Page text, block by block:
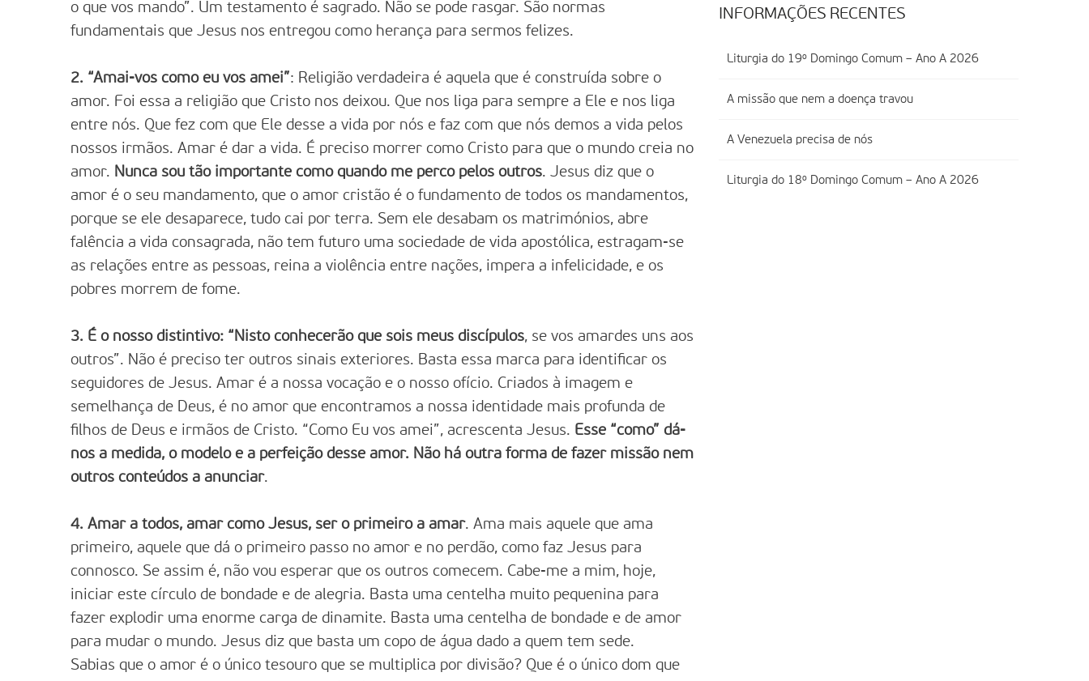
o que vos mando”. Um testamento é sagrado. Não se pode rasgar. São normas
fundamentais que Jesus nos entregou como herança para sermos felizes.
2. “Amai-vos como eu vos amei”: Religião verdadeira é aquela que é construída sobre o
amor. Foi essa a religião que Cristo nos deixou. Que nos liga para sempre a Ele e nos liga
entre nós. Que fez com que Ele desse a vida por nós e faz com que nós demos a vida pelos
nossos irmãos. Amar é dar a vida. É preciso morrer como Cristo para que o mundo creia no
amor. Nunca sou tão importante como quando me perco pelos outros. Jesus diz que o
amor é o seu mandamento, que o amor cristão é o fundamento de todos os mandamentos,
porque se ele desaparece, tudo cai por terra. Sem ele desabam os matrimónios, abre
falência a vida consagrada, não tem futuro uma sociedade de vida apostólica, estragam-se
as relações entre as pessoas, reina a violência entre nações, impera a infelicidade, e os
pobres morrem de fome.
3. É o nosso distintivo: “Nisto conhecerão que sois meus discípulos, se vos amardes uns aos
outros”. Não é preciso ter outros sinais exteriores. Basta essa marca para identificar os
seguidores de Jesus. Amar é a nossa vocação e o nosso ofício. Criados à imagem e
semelhança de Deus, é no amor que encontramos a nossa identidade mais profunda de
filhos de Deus e irmãos de Cristo. “Como Eu vos amei”, acrescenta Jesus. Esse “como” dá-
nos a medida, o modelo e a perfeição desse amor. Não há outra forma de fazer missão nem
outros conteúdos a anunciar.
4. Amar a todos, amar como Jesus, ser o primeiro a amar. Ama mais aquele que ama
primeiro, aquele que dá o primeiro passo no amor e no perdão, como faz Jesus para
connosco. Se assim é, não vou esperar que os outros comecem. Cabe-me a mim, hoje,
iniciar este círculo de bondade e de alegria. Basta uma centelha muito pequenina para
fazer explodir uma enorme carga de dinamite. Basta uma centelha de bondade e de amor
para mudar o mundo. Jesus diz que basta um copo de água dado a quem tem sede.
Sabias que o amor é o único tesouro que se multiplica por divisão? Que é o único dom que
INFORMAÇÕES RECENTES
Liturgia do 19º Domingo Comum – Ano A 2026
A missão que nem a doença travou
A Venezuela precisa de nós
Liturgia do 18º Domingo Comum – Ano A 2026